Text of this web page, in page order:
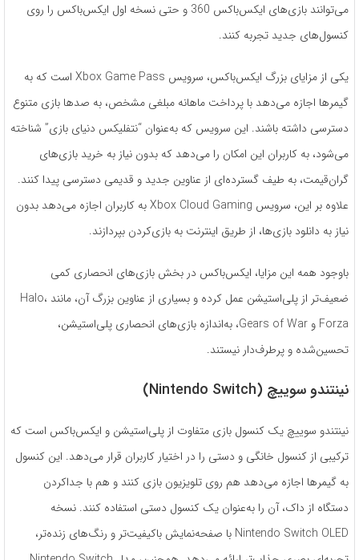
می‌توانند بازی‌های ایکس‌باکس 360 و حتی نسخه اول ایکس‌باکس را روی
کنسول‌های جدید تجربه کنند.
یکی از مزایای بزرگ ایکس‌باکس، سرویس Xbox Game Pass است که به
گیمرها اجازه می‌دهد با پرداخت ماهانه مبلغی مشخص، به صدها بازی متنوع
دسترسی داشته باشند. این سرویس که به‌عنوان “نتفلیکس دنیای بازی” شناخته
می‌شود، به کاربران این امکان را می‌دهد که بدون نیاز به خرید بازی‌های
گران‌قیمت، به طیف گسترده‌ای از عناوین جدید و قدیمی دسترسی پیدا کنند.
علاوه بر این، سرویس Xbox Cloud Gaming به کاربران اجازه می‌دهد بدون
نیاز به دانلود بازی‌ها، از طریق اینترنت به بازی‌کردن بپردازند.
باوجود همه این مزایا، ایکس‌باکس در بخش بازی‌های انحصاری کمی
ضعیف‌تر از پلی‌استیشن عمل کرده و بسیاری از عناوین بزرگ آن، مانند Halo،
Forza و Gears of War، به‌اندازه بازی‌های انحصاری پلی‌استیشن،
تحسین‌شده و پرطرف‌دار نیستند.
نینتندو سوییچ (Nintendo Switch)
نینتندو سوییچ یک کنسول بازی متفاوت از پلی‌استیشن و ایکس‌باکس است که
ترکیبی از کنسول خانگی و دستی را در اختیار کاربران قرار می‌دهد. این کنسول
به گیمرها اجازه می‌دهد هم روی تلویزیون بازی کنند و هم با جداکردن
دستگاه از داک، آن را به‌عنوان یک کنسول دستی استفاده کنند. نسخه
Nintendo Switch OLED با صفحه‌نمایش باکیفیت‌تر و رنگ‌های زنده‌تر،